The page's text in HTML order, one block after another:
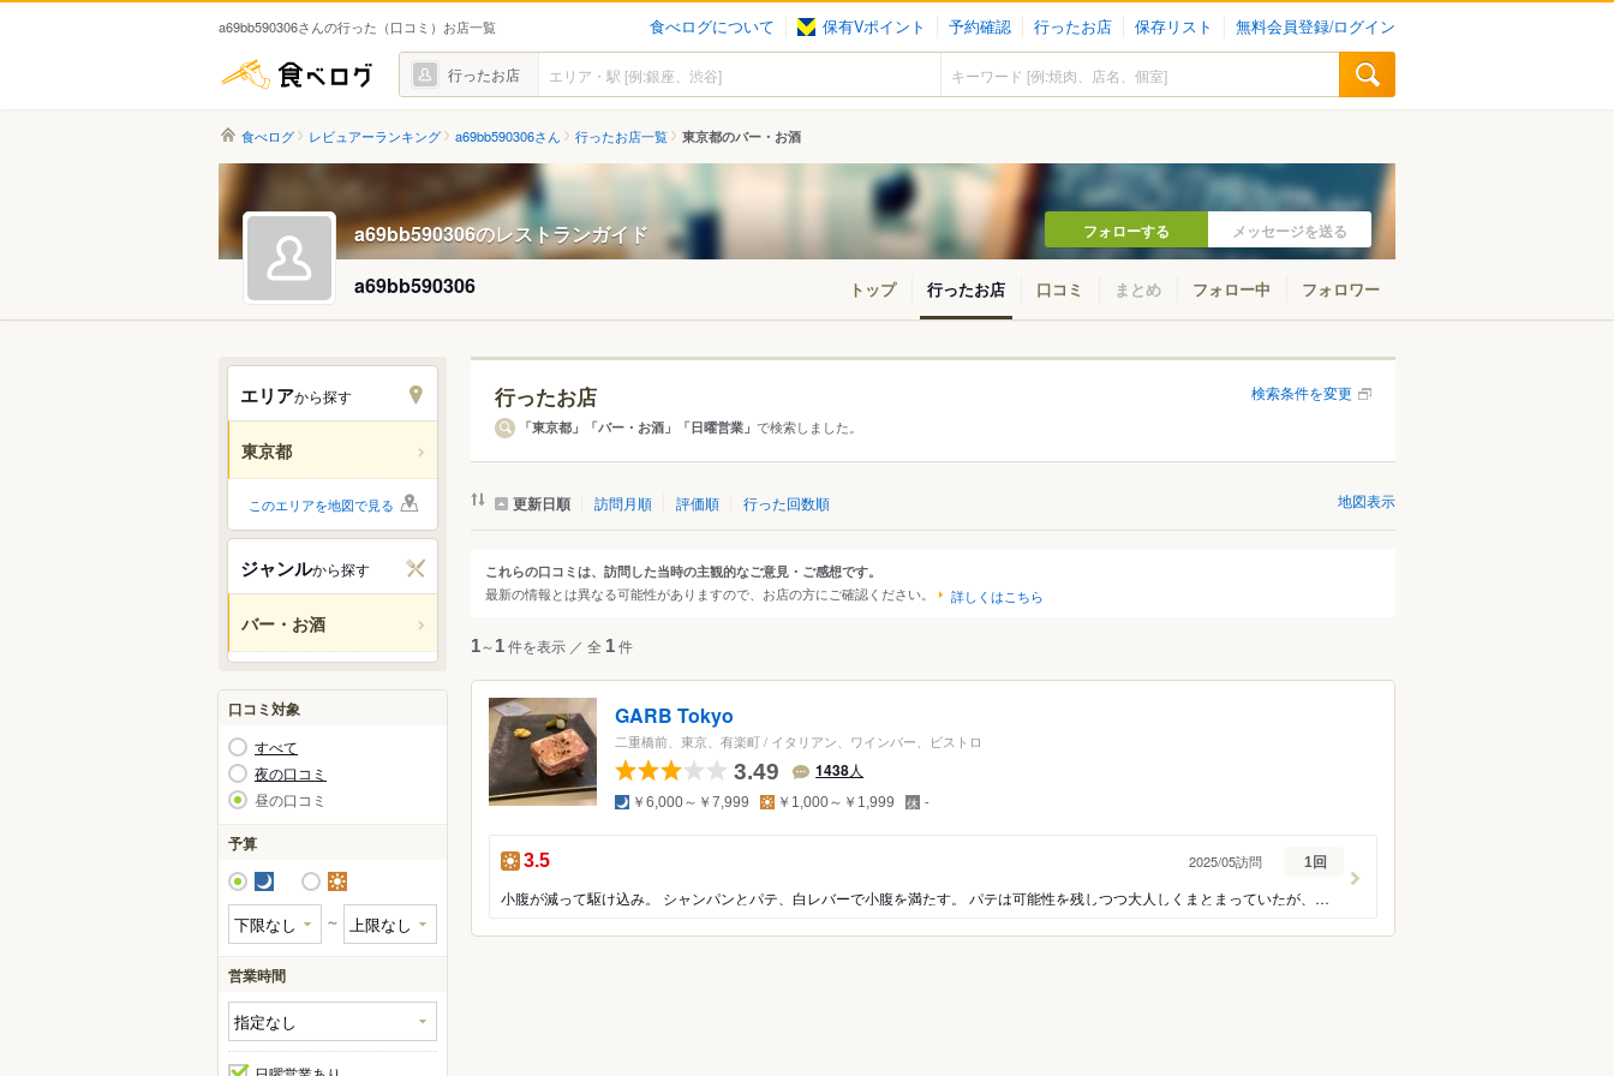
a69bb590306さんの行った（口コミ）お店一覧 食べログについて 保有Vポイント 予約確認 行ったお店 保存リスト 無料会員登録/ログイン
食べログ 行ったお店
食べログ レビュアーランキング a69bb590306さん 行ったお店一覧 東京都のバー・お酒
a69bb590306のレストランガイド フォローする メッセージを送る
a69bb590306 トップ 行ったお店 口コミ まとめ フォロー中 フォロワー
エリアから探す
東京都
エリアから探す
銀座・新橋・有楽町
東京・日本橋
渋谷・恵比寿・代官山
原宿・表参道・青山
六本木・麻布・広尾
赤坂・永田町・溜池
四ツ谷・市ヶ谷・飯田橋
秋葉原・神田・水道橋
上野・浅草・日暮里
大井・蒲田
目黒・白金・五反田
東急沿線
中野～西荻窪
小金井・国分寺・国立
このエリアを地図で見る
ジャンルから探す
バー・お酒
ジャンルから探す
すべて バー・お酒
バー
口コミ対象
すべて
夜の口コミ
昼の口コミ
予算
夜 昼
～
営業時間
行ったお店 検索条件を変更
「東京都」「バー・お酒」「日曜営業」で検索しました。
更新日順 訪問月順 評価順 行った回数順 地図表示
これらの口コミは、訪問した当時の主観的なご意見・ご感想です。
最新の情報とは異なる可能性がありますので、お店の方にご確認ください。 詳しくはこちら
1～1件を表示 ／ 全 1件
GARB Tokyo
二重橋前、東京、有楽町/ イタリアン、ワインバー、ビストロ
3.49 1438人
夜 ￥6,000～￥7,999 昼 ￥1,000～￥1,999 定
休
日
-
昼の点数：
3.5
小腹が減って駆け込み。 シャンパンとパテ、白レバーで小腹を満たす。 パテは可能性を残しつつ大人しくまとまっていたが、白レバーは美味しかった。今度ちゃんと来たい。 立地が良く、小洒落ているのでデート、カウンターもあるので2軒目としても中々良さそう。
2025/05訪問 1回